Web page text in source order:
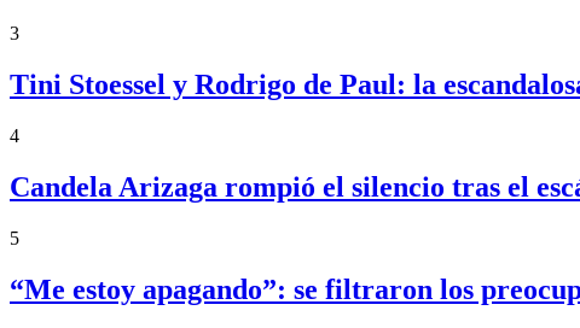
3
Tini Stoessel y Rodrigo de Paul: la
4
Candela Arizaga rompió el silencio tras el
5
“Me estoy apagando”: se filtraron los